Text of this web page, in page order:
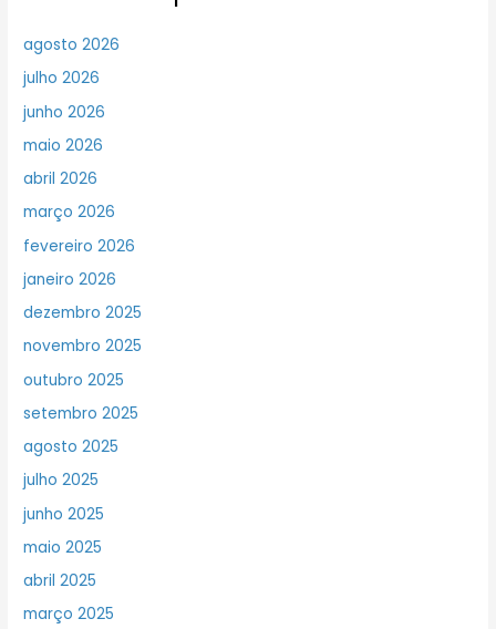
agosto 2026
julho 2026
junho 2026
maio 2026
abril 2026
março 2026
fevereiro 2026
janeiro 2026
dezembro 2025
novembro 2025
outubro 2025
setembro 2025
agosto 2025
julho 2025
junho 2025
maio 2025
abril 2025
março 2025